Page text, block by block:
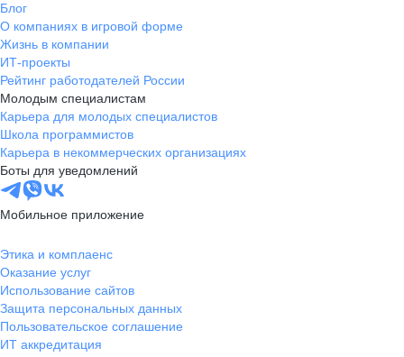
Блог
О компаниях в игровой форме
Жизнь в компании
ИТ-проекты
Рейтинг работодателей России
Молодым специалистам
Карьера для молодых специалистов
Школа программистов
Карьера в некоммерческих организациях
Боты для уведомлений
Мобильное приложение
Этика и комплаенс
Оказание услуг
Использование сайтов
Защита персональных данных
Пользовательское соглашение
ИТ аккредитация